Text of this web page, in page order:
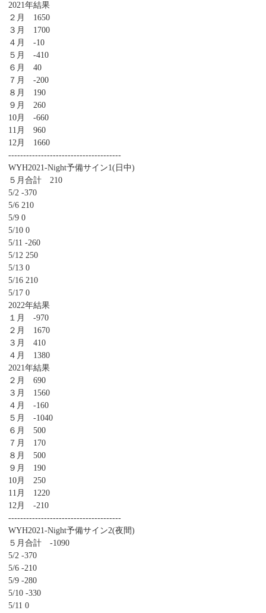
2021年結果
２月 1650
３月 1700
４月 -10
５月 -410
６月 40
７月 -200
８月 190
９月 260
10月 -660
11月 960
12月 1660
--------------------------------------
WYH2021-Night予備サイン1(日中)
５月合計 210
5/2 -370
5/6 210
5/9 0
5/10 0
5/11 -260
5/12 250
5/13 0
5/16 210
5/17 0
2022年結果
１月 -970
２月 1670
３月 410
４月 1380
2021年結果
２月 690
３月 1560
４月 -160
５月 -1040
６月 500
７月 170
８月 500
９月 190
10月 250
11月 1220
12月 -210
--------------------------------------
WYH2021-Night予備サイン2(夜間)
５月合計 -1090
5/2 -370
5/6 -210
5/9 -280
5/10 -330
5/11 0